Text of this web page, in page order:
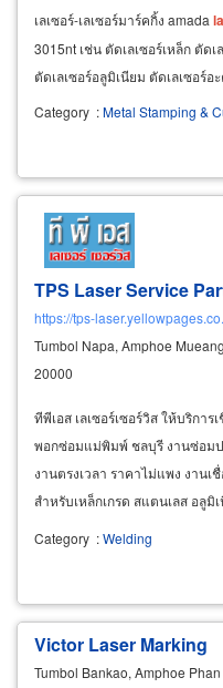
เลเซอร์-เลเซอร์มาร์คกิ้ง amada
3015nt เช่น ตัดเลเซอร์เหล็ก ตัดเ
ตัดเลเซอร์อลูมิเนียม ตัดเลเซอร์
งานสวยตรงสเปคส่งมอบครบจำน
ราคายุติธรรม รับแปรรูปโลหะแ
Category :Metal Stamping &
TPS Laser Service
https://tps-
Tumbol Napa, Amphoe
20000
ทีพีเอส เลเซอร์เซอร์วิส ให้บริการ
พอกซ่อมแม่พิมพ์ ชลบุรี งานซ่อม
งานตรงเวลา ราคาไม่แพง งานเชื่
สำหรับเหล็กเกรด สแตนเลส อลูมิ
aluminum, starvax เชื่อมซ่อมโ
ด้วยเลเซอร์เชื่อม เชื่อมเลเซอร์
Category :Welding
Victor Laser Marking
Tumbol Bankao, Amphoe